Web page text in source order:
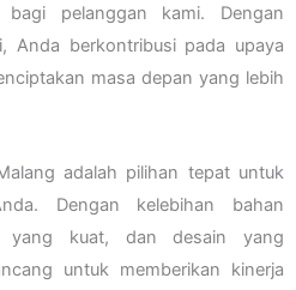
pelanggan kami. Dengan
Anda berkontribusi pada upaya
masa depan yang lebih
adalah pilihan tepat untuk
Dengan kelebihan bahan
yang kuat, dan desain yang
untuk memberikan kinerja